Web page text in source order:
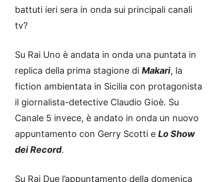
battuti ieri sera in onda sui principali canali
tv?
Su Rai Uno è andata in onda una puntata in
replica della prima stagione di Makari, la
fiction ambientata in Sicilia con protagonista
il giornalista-detective Claudio Gioè. Su
Canale 5 invece, è andato in onda un nuovo
appuntamento con Gerry Scotti e Lo Show
dei Record.
Su Rai Due l’appuntamento della domenica